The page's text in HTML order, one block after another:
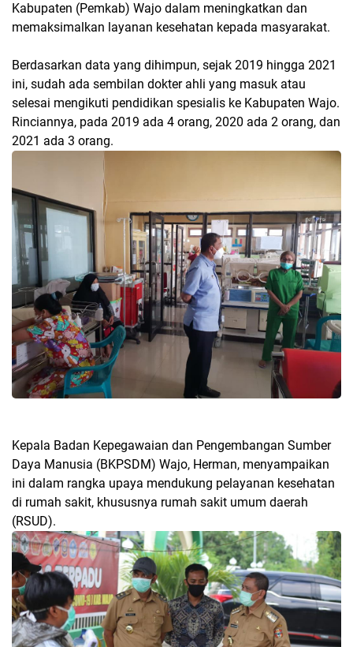
Kabupaten (Pemkab) Wajo dalam meningkatkan dan
memaksimalkan layanan kesehatan kepada masyarakat.
Berdasarkan data yang dihimpun, sejak 2019 hingga 2021
ini, sudah ada sembilan dokter ahli yang masuk atau
selesai mengikuti pendidikan spesialis ke Kabupaten Wajo.
Rinciannya, pada 2019 ada 4 orang, 2020 ada 2 orang, dan
2021 ada 3 orang.
Kepala Badan Kepegawaian dan Pengembangan Sumber
Daya Manusia (BKPSDM) Wajo, Herman, menyampaikan
ini dalam rangka upaya mendukung pelayanan kesehatan
di rumah sakit, khususnya rumah sakit umum daerah
(RSUD).